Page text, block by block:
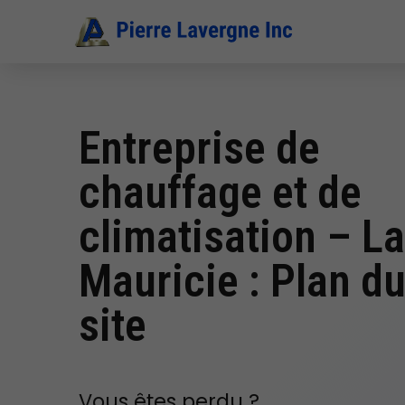
Entreprise de
chauffage et de
climatisation – La
Mauricie : Plan du
site